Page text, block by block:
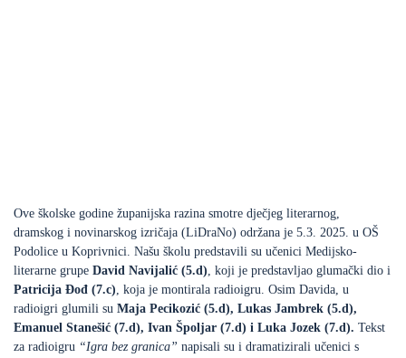
Ove školske godine županijska razina smotre dječjeg literarnog,
dramskog i novinarskog izričaja (LiDraNo) održana je 5.3. 2025. u OŠ
Podolice u Koprivnici. Našu školu predstavili su učenici Medijsko-
literarne grupe David Navijalić (5.d), koji je predstavljao glumački dio i
Patricija Đođ (7.c), koja je montirala radioigru. Osim Davida, u
radioigri glumili su Maja Pecikozić (5.d), Lukas Jambrek (5.d),
Emanuel Stanešić (7.d), Ivan Špoljar (7.d) i Luka Jozek (7.d). Tekst
za radioigru “Igra bez granica” napisali su i dramatizirali učenici s